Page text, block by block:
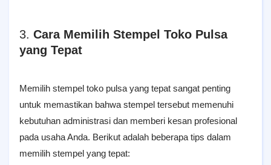
3. Cara Memilih Stempel Toko Pulsa
yang Tepat
Memilih stempel toko pulsa yang tepat sangat penting
untuk memastikan bahwa stempel tersebut memenuhi
kebutuhan administrasi dan memberi kesan profesional
pada usaha Anda. Berikut adalah beberapa tips dalam
memilih stempel yang tepat: